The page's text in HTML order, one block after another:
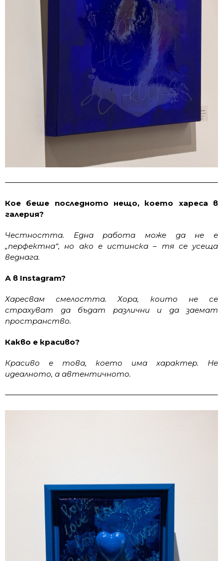
Кое беше последното нещо, което хареса в
галерия?
Честността. Една работа може да не е
„перфектна“, но ако е истинска – тя се усеща
веднага.
А в Instagram?
Харесвам смелостта. Хора, които не се
страхуват да бъдат различни и да заемат
пространство.
Какво е красиво?
Красиво е това, което има характер. Не
идеалното, а автентичното.